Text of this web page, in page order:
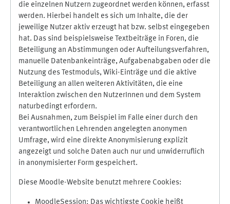
die einzelnen Nutzern zugeordnet werden können, erfasst
werden. Hierbei handelt es sich um Inhalte, die der
jeweilige Nutzer aktiv erzeugt hat bzw. selbst eingegeben
hat. Das sind beispielsweise Textbeiträge in Foren, die
Beteiligung an Abstimmungen oder Aufteilungsverfahren,
manuelle Datenbankeinträge, Aufgabenabgaben oder die
Nutzung des Testmoduls, Wiki-Einträge und die aktive
Beteiligung an allen weiteren Aktivitäten, die eine
Interaktion zwischen den NutzerInnen und dem System
naturbedingt erfordern.
Bei Ausnahmen, zum Beispiel im Falle einer durch den
verantwortlichen Lehrenden angelegten anonymen
Umfrage, wird eine direkte Anonymisierung explizit
angezeigt und solche Daten auch nur und unwiderruflich
in anonymisierter Form gespeichert.
Diese Moodle-Website benutzt mehrere Cookies:
MoodleSession: Das wichtigste Cookie heißt